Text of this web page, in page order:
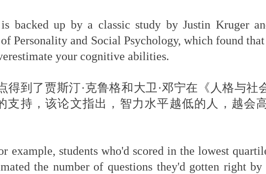
backed up by a classic study by Justin Kruger
Personality and Social Psychology, which found
your cognitive abilities.
得到了贾斯汀·克鲁格和大卫·邓宁在《人格与社
支持，该论文指出，智力水平越低的人，越会
example, students who'd scored in the lowest
the number of questions they'd gotten right by